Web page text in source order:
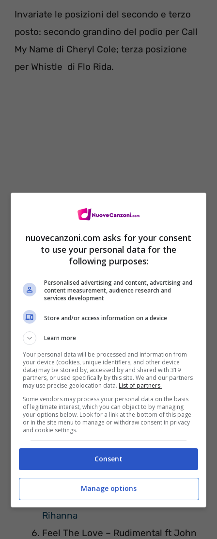
Invariate le posizioni del secondo e terzo
posto: secondo grandino del podio per Call
My Name di Cheryl Cole; terza posizione
per Whistle di Flo Rida.
Vediamo la top ten.
Classifica singoli più venduti in
Inghilterra aggiornata al 26 giugno 2012
Payphone –Maroon 5ft.Wiz Khalifa
Call My Name –Cheryl Cole
Flo Rida
Black Heart – Stooshe
Princess Of China –Coldplay&
Rihanna
Feel The Love – Rudimental ft John
nuovecanzoni.com asks for your consent
to use your personal data for the
following purposes:
Personalised advertising and content, advertising and
content measurement, audience research and
services development
Store and/or access information on a device
Learn more
Your personal data will be processed and information from
your device (cookies, unique identifiers, and other device
data) may be stored by, accessed by and shared with 319
partners, or used specifically by this site. We and our partners
may use precise geolocation data. List of partners.
Some vendors may process your personal data on the basis
of legitimate interest, which you can object to by managing
your options below. Look for a link at the bottom of this page
or in the site menu to manage or withdraw consent in privacy
and cookie settings.
Consent
Manage options